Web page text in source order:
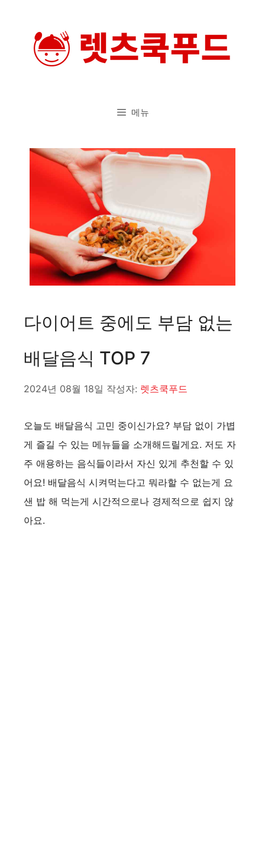
메뉴
다이어트 중에도 부담 없는
배달음식 TOP 7
2024년 08월 18일 작성자: 렛츠쿡푸드
오늘도 배달음식 고민 중이신가요? 부담 없이 가볍
게 즐길 수 있는 메뉴들을 소개해드릴게요. 저도 자
주 애용하는 음식들이라서 자신 있게 추천할 수 있
어요! 배달음식 시켜먹는다고 뭐라할 수 없는게 요
샌 밥 해 먹는게 시간적으로나 경제적으로 쉽지 않
아요.